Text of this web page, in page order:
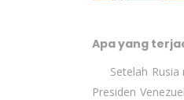
Apa yang
Setelah Rusia
Presiden